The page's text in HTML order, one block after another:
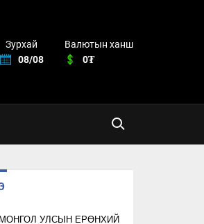
Зурхай
08/08
Валютын ханш
0₮
МОНГОЛ УЛСЫН ЕРӨНХИЙ